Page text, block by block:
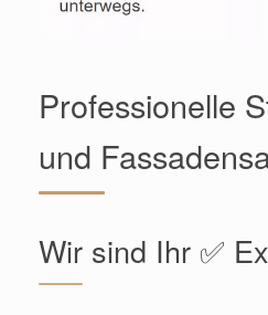
Professionelle
und
Wir sind Ihr ✅